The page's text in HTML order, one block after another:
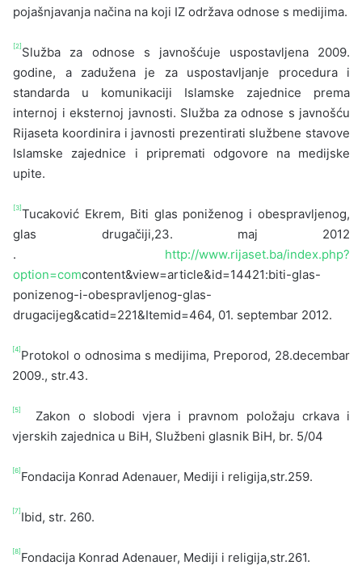
pojašnjavanja načina na koji IZ održava odnose s medijima.
[2] Služba za odnose s javnošćuje uspostavljena 2009.
godine, a zadužena je za uspostavljanje procedura i
standarda u komunikaciji Islamske zajednice prema
internoj i eksternoj javnosti. Služba za odnose s javnošću
Rijaseta koordinira i javnosti prezentirati službene stavove
Islamske zajednice i pripremati odgovore na medijske
upite.
[3]Tucaković Ekrem, Biti glas poniženog i obespravljenog,
glas drugačiji,23. maj 2012
. http://www.rijaset.ba/index.php?
option=comcontent&view=article&id=14421:biti-glas-
ponizenog-i-obespravljenog-glas-
drugacijeg&catid=221&Itemid=464, 01. septembar 2012.
[4] Protokol o odnosima s medijima, Preporod, 28.decembar
2009., str.43.
[5]
Zakon o slobodi vjera i pravnom položaju crkava i
vjerskih zajednica u BiH, Službeni glasnik BiH, br. 5/04
[6] Fondacija Konrad Adenauer, Mediji i religija,str.259.
[7] Ibid, str. 260.
[8] Fondacija Konrad Adenauer, Mediji i religija,str.261.